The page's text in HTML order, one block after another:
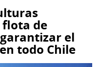
de
el
todo Chile